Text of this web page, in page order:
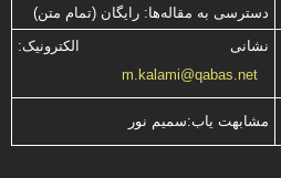
دسترسی به مقاله‌ها: رایگان (تمام متن)
نشانی الکترونیک:
m.kalami@qabas.net
مشابهت ياب:سميم نور